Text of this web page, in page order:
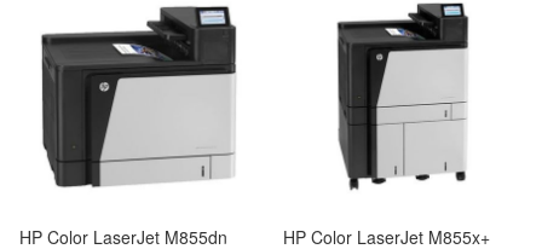
HP Color LaserJet M855dn
HP Color LaserJet M855x+